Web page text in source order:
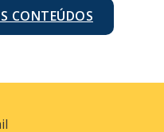
CONTEÚDOS